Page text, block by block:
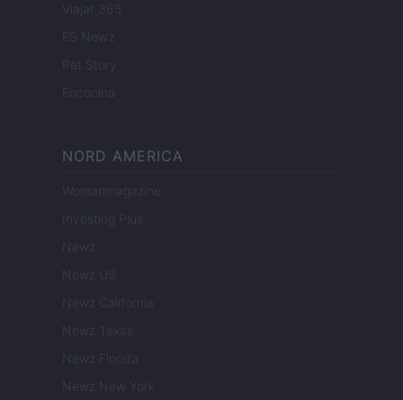
Viajar 365
ES Newz
Pet Story
Encocina
NORD AMERICA
Womanmagazine
Investing Plus
Newz
Newz US
Newz California
Newz Texas
Newz Florida
Newz New York